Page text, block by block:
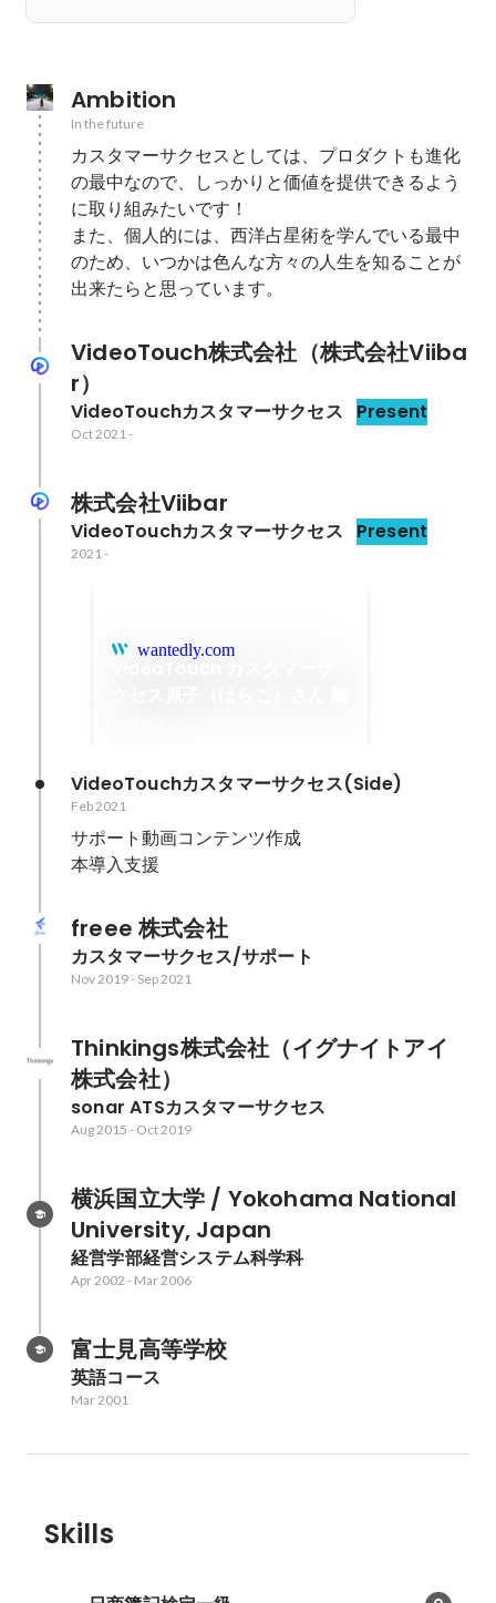
Ambition
In the future
カスタマーサクセスとしては、プロダクトも進化
の最中なので、しっかりと価値を提供できるよう
に取り組みたいです！
また、個人的には、西洋占星術を学んでいる最中
のため、いつかは色んな方々の人生を知ることが
VideoTouch株式会社（株式会社Viiba
r）
VideoTouchカスタマーサクセス Present
Oct 2021 -
株式会社Viibar
VideoTouchカスタマーサクセス Present
2021 -
wantedly.com
VideoTouchカスタマーサクセス(Side)
Feb 2021
サポート動画コンテンツ作成
本導入支援
freee 株式会社
カスタマーサクセス/サポート
Nov 2019- Sep 2021
Thinkings株式会社（イグナイトアイ
株式会社）
sonar ATSカスタマーサクセス
Aug 2015 - Oct 2019
横浜国立大学 / Yokohama National
University, Japan
経営学部経営システム科学科
Apr 2002 - Mar 2006
富士見高等学校
英語コース
Mar 2001
Skills